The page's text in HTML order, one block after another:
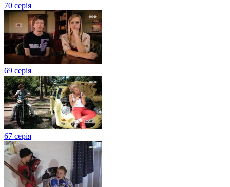
70 серія
69 серія
67 серія